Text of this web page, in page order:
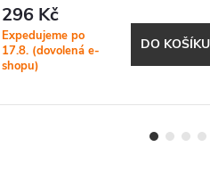
SPREJ (308961)
296 Kč
Expedujeme po
17.8. (dovolená e-
shopu)
DO KOŠÍKU